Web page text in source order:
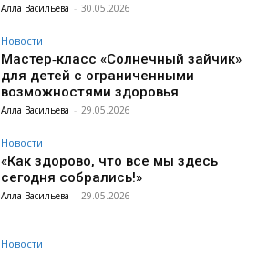
Алла Васильева - 30.05.2026
Новости
Мастер‑класс «Солнечный зайчик»
для детей с ограниченными
возможностями здоровья
Алла Васильева - 29.05.2026
Новости
«Как здорово, что все мы здесь
сегодня собрались!»
Алла Васильева - 29.05.2026
Новости